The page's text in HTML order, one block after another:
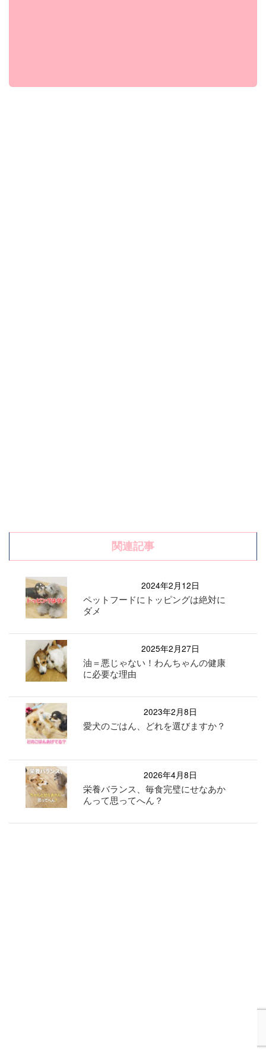
関連記事
2024年2月12日
ペットフードにトッピングは絶対に
ダメ
2025年2月27日
油＝悪じゃない！わんちゃんの健康
に必要な理由
2023年2月8日
愛犬のごはん、どれを選びますか？
2026年4月8日
栄養バランス、毎食完璧にせなあか
んって思ってへん？